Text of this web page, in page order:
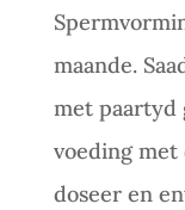
maande.
met paartyd
voeding
doseer en